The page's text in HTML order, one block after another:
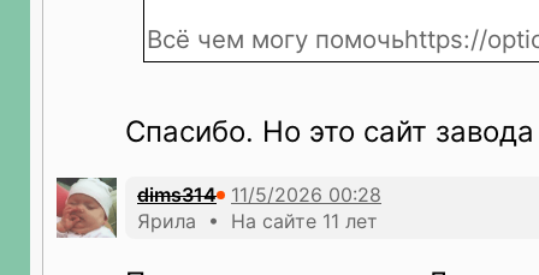
Всё чем могу помочьhttps://
Спасибо. Но это сайт
dims314
Ярила • На сайте 11 лет